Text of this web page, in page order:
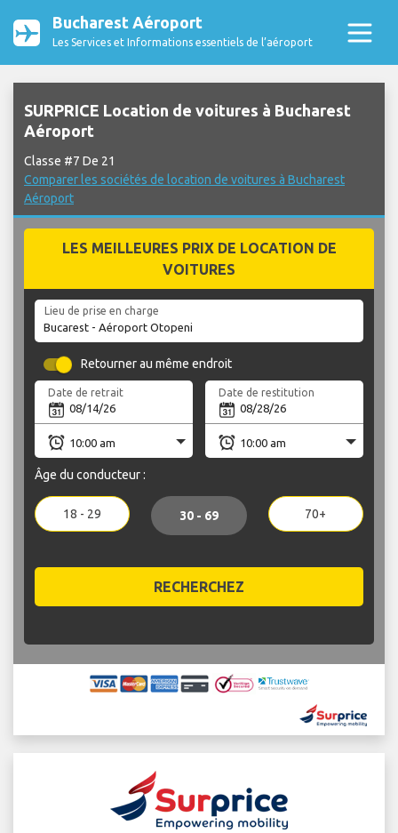
Bucharest Aéroport
Les Services et Informations essentiels de l’aéroport
SURPRICE Location de voitures à Bucharest
Aéroport
Classe #7 De 21
Comparer les sociétés de location de voitures à Bucharest
Aéroport
LES MEILLEURES PRIX DE LOCATION DE
VOITURES
Lieu de prise en charge
Retourner au même endroit
Date de retrait Date de restitution
Âge du conducteur :
18 - 29 30 - 69 70+
RECHERCHEZ